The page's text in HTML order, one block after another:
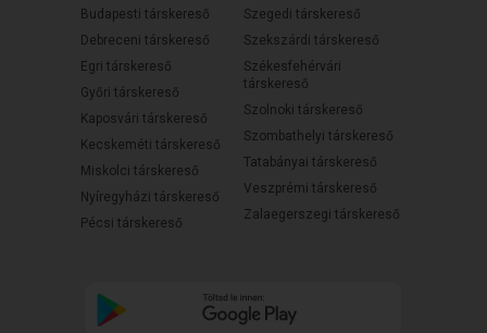
Budapesti társkereső
Debreceni társkereső
Egri társkereső
Győri társkereső
Kaposvári társkereső
Kecskeméti társkereső
Miskolci társkereső
Nyíregyházi társkereső
Pécsi társkereső
Szegedi társkereső
Szekszárdi társkereső
Székesfehérvári
társkereső
Szolnoki társkereső
Szombathelyi társkereső
Tatabányai társkereső
Veszprémi társkereső
Zalaegerszegi társkereső